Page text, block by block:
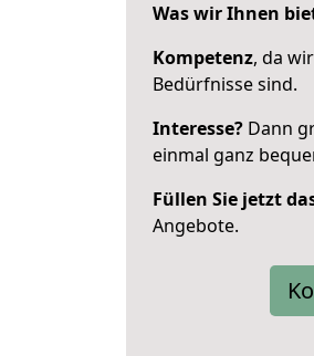
Was wir Ihnen
Kompetenz, da
Bedürfnisse sind.
Interesse? Dann
einmal ganz
Füllen Sie jetzt
Angebote.